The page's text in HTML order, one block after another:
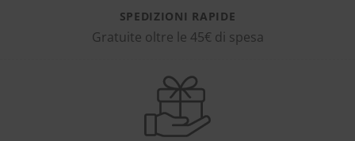
SPEDIZIONI RAPIDE
Gratuite oltre le 45€ di spesa